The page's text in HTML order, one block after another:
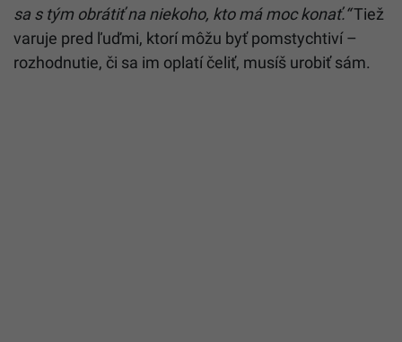
sa s tým obrátiť na niekoho, kto má moc konať.“Tiež
varuje pred ľuďmi, ktorí môžu byť pomstychtiví –
rozhodnutie, či sa im oplatí čeliť, musíš urobiť sám.